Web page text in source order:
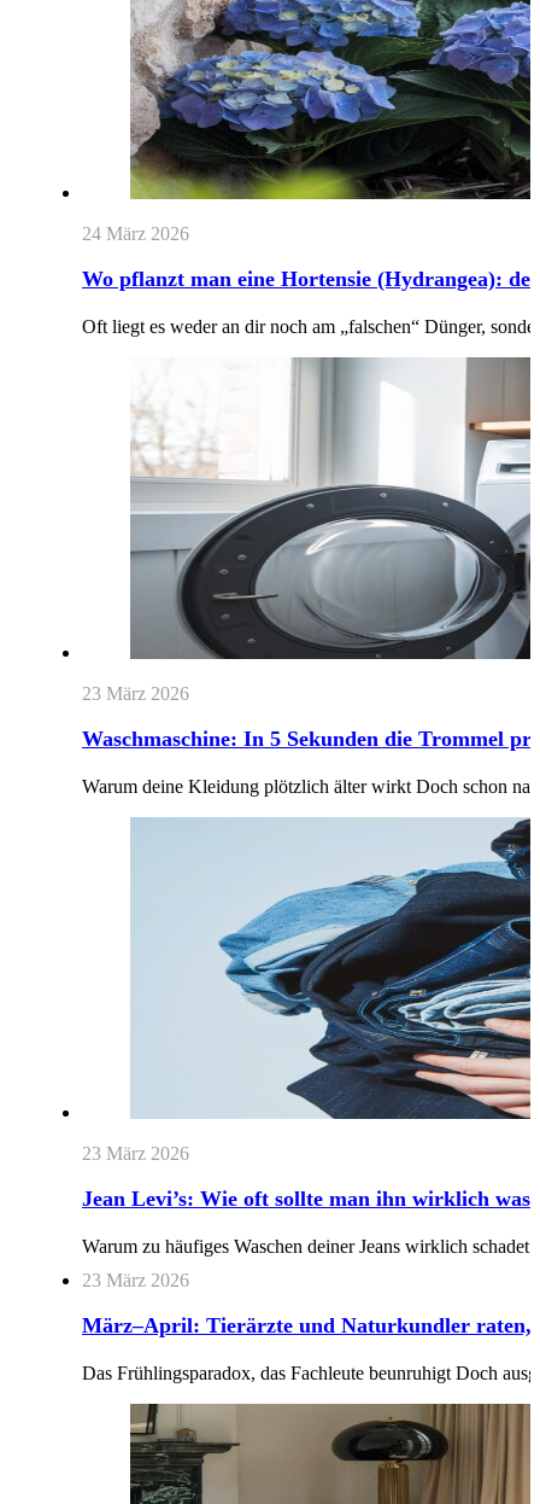
24 März 2026
Wo pflanzt man eine Hortensie (Hydrangea):
Oft liegt es weder an dir noch am „falschen“ Dünger,
23 März 2026
Waschmaschine: In 5 Sekunden die Trommel
Warum deine Kleidung plötzlich älter wirkt Doch schon
23 März 2026
Jean Levi’s: Wie oft sollte man ihn wirklich
Warum zu häufiges Waschen deiner Jeans wirklich
23 März 2026
März–April: Tierärzte und Naturkundler raten,
Das Frühlingsparadox, das Fachleute beunruhigt Doch